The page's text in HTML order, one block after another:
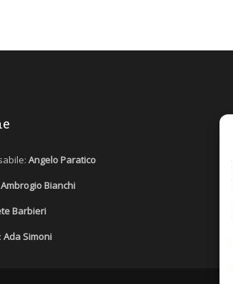
Angelo Paratico
Ambrogio Bianchi
Barbieri
Ada Simoni